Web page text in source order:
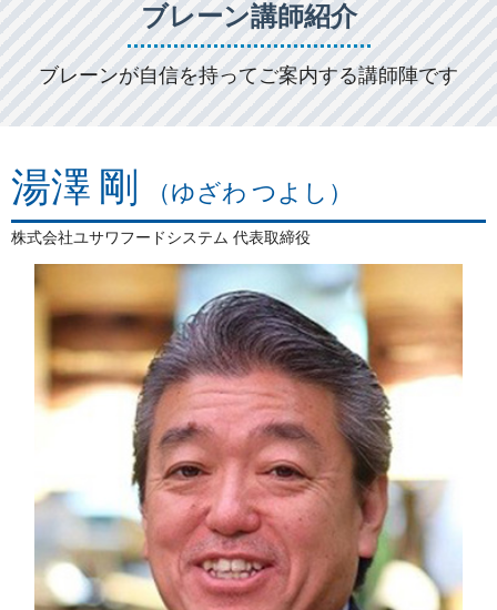
ブレーン講師紹介
ブレーンが自信を持ってご案内する講師陣です
湯澤 剛 （ゆざわ つよし）
株式会社ユサワフードシステム 代表取締役